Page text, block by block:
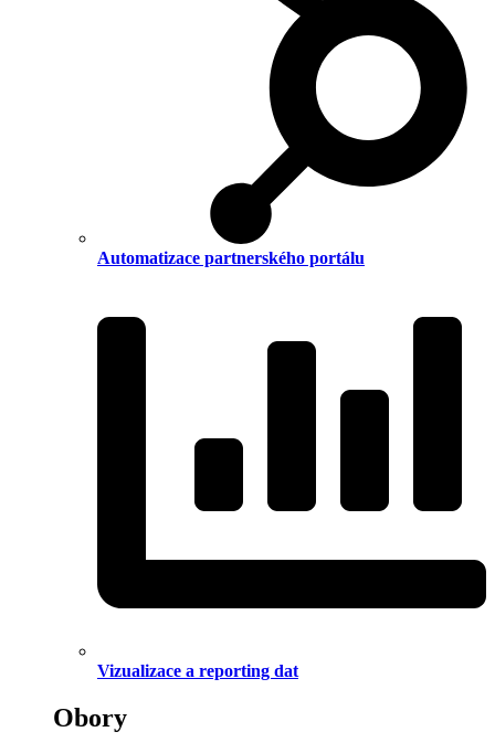
Automatizace partnerského portálu
Vizualizace a reporting dat
Obory